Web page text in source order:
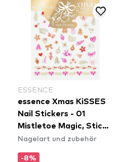
ESSENCE
essence Xmas KiSSES
Nail Stickers - 01
Mistletoe Magic, Stick
Around!
Nagelart und zubehör
-8%